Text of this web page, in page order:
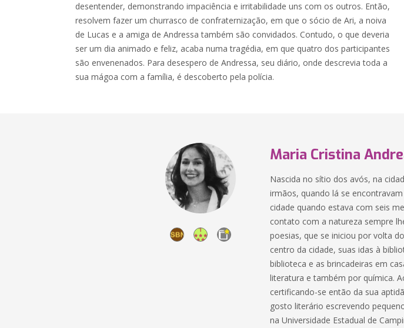
desentender, demonstrando impaciência e irritabilidade uns com os outros. Então,
resolvem fazer um churrasco de confraternização, em que o sócio de Ari, a noiva
de Lucas e a amiga de Andressa também são convidados. Contudo, o que deveria
ser um dia animado e feliz, acaba numa tragédia, em que quatro dos participantes
são envenenados. Para desespero de Andressa, seu diário, onde descrevia toda a
sua mágoa com a família, é descoberto pela polícia.
Maria Cristina
Nascida no sítio dos avós, na
irmãos, quando lá se
cidade quando estava com seis
contato com a natureza sempre
poesias, que se iniciou por volta
centro da cidade, suas idas à
biblioteca e as brincadeiras em
literatura e também por química.
certificando-se então da sua
gosto literário escrevendo
na Universidade Estadual de